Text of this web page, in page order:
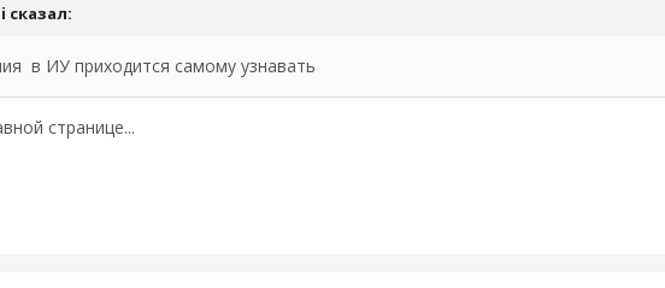
сказал:
в ИУ приходится самому узнавать
странице...